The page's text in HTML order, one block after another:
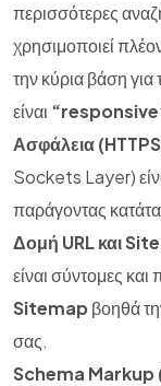
περισσότερες
χρησιμοποιεί
την κύρια βάση
είναι
Ασφάλεια
Sockets Layer)
παράγοντας
Δομή URL και
είναι σύντομες
Sitemapβοηθά
σας.
Schema Markup